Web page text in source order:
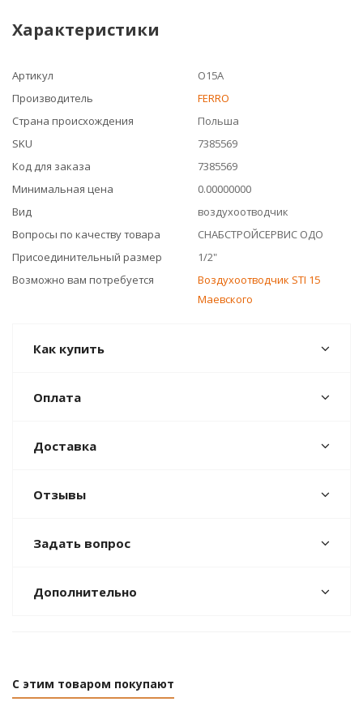
Характеристики
Артикул
O15A
Производитель
FERRO
Страна происхождения
Польша
SKU
7385569
Код для заказа
7385569
Минимальная цена
0.00000000
Вид
воздухоотводчик
Вопросы по качеству товара
СНАБСТРОЙСЕРВИС ОДО
Присоединительный размер
1/2"
Возможно вам потребуется
Воздухоотводчик STI 15
Маевского
Как купить
Оплата
Доставка
Отзывы
Задать вопрос
Дополнительно
С этим товаром покупают